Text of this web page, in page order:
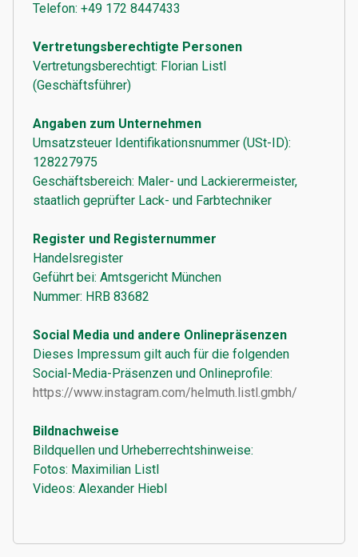
Telefon: +49 172 8447433
Vertretungsberechtigte Personen
Vertretungsberechtigt: Florian Listl
(Geschäftsführer)
Angaben zum Unternehmen
Umsatzsteuer Identifikationsnummer (USt-ID):
128227975
Geschäftsbereich: Maler- und Lackierermeister,
staatlich geprüfter Lack- und Farbtechniker
Register und Registernummer
Handelsregister
Geführt bei: Amtsgericht München
Nummer: HRB 83682
Social Media und andere Onlinepräsenzen
Dieses Impressum gilt auch für die folgenden
Social-Media-Präsenzen und Onlineprofile:
https://www.instagram.com/helmuth.listl.gmbh/
Bildnachweise
Bildquellen und Urheberrechtshinweise:
Fotos: Maximilian Listl
Videos: Alexander Hiebl